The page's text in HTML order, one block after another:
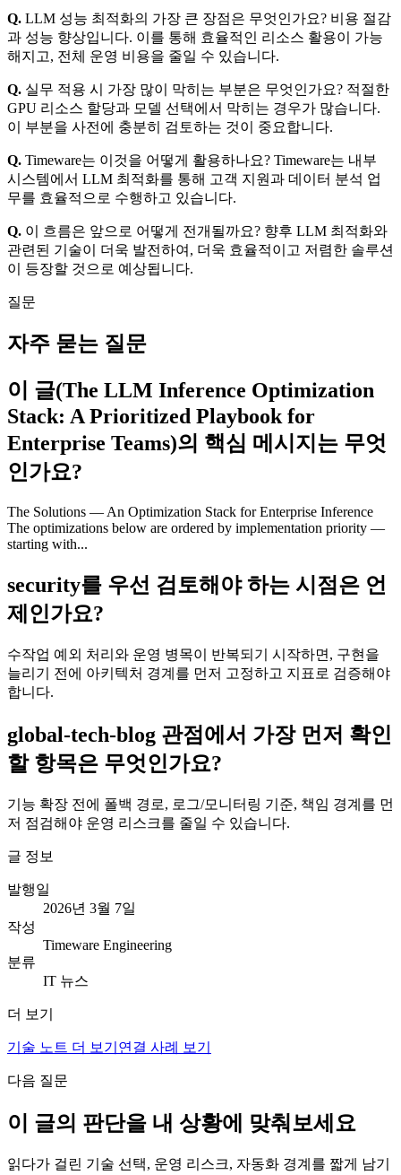
Q. LLM 성능 최적화의 가장 큰 장점은 무엇인가요? 비용 절감
과 성능 향상입니다. 이를 통해 효율적인 리소스 활용이 가능
해지고, 전체 운영 비용을 줄일 수 있습니다.
Q. 실무 적용 시 가장 많이 막히는 부분은 무엇인가요? 적절한
GPU 리소스 할당과 모델 선택에서 막히는 경우가 많습니다.
이 부분을 사전에 충분히 검토하는 것이 중요합니다.
Q. Timeware는 이것을 어떻게 활용하나요? Timeware는 내부
시스템에서 LLM 최적화를 통해 고객 지원과 데이터 분석 업
무를 효율적으로 수행하고 있습니다.
Q. 이 흐름은 앞으로 어떻게 전개될까요? 향후 LLM 최적화와
관련된 기술이 더욱 발전하여, 더욱 효율적이고 저렴한 솔루션
이 등장할 것으로 예상됩니다.
질문
자주 묻는 질문
이 글(The LLM Inference Optimization
Stack: A Prioritized Playbook for
Enterprise Teams)의 핵심 메시지는 무엇
인가요?
The Solutions — An Optimization Stack for Enterprise Inference
The optimizations below are ordered by implementation priority —
starting with...
security를 우선 검토해야 하는 시점은 언
제인가요?
수작업 예외 처리와 운영 병목이 반복되기 시작하면, 구현을
늘리기 전에 아키텍처 경계를 먼저 고정하고 지표로 검증해야
합니다.
global-tech-blog 관점에서 가장 먼저 확인
할 항목은 무엇인가요?
기능 확장 전에 폴백 경로, 로그/모니터링 기준, 책임 경계를 먼
저 점검해야 운영 리스크를 줄일 수 있습니다.
글 정보
발행일
2026년 3월 7일
작성
Timeware Engineering
분류
IT 뉴스
더 보기
기술 노트 더 보기 연결 사례 보기
다음 질문
이 글의 판단을 내 상황에 맞춰보세요
읽다가 걸린 기술 선택, 운영 리스크, 자동화 경계를 짧게 남기